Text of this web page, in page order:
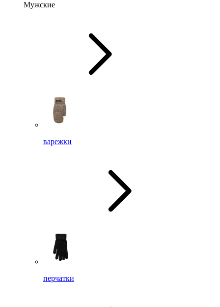
Мужские
варежки
перчатки